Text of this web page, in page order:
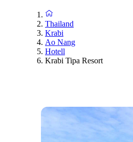
Thailand
Krabi
Ao Nang
Hotell
Krabi Tipa Resort